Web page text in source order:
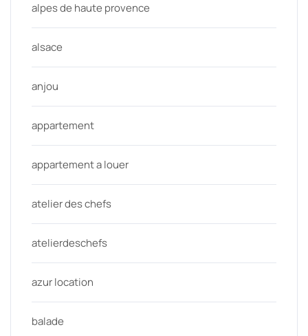
alpes de haute provence
alsace
anjou
appartement
appartement a louer
atelier des chefs
atelierdeschefs
azur location
balade